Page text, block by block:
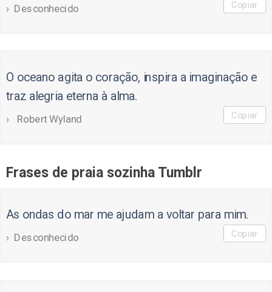
Desconhecido Copiar
O oceano agita o coração, inspira a imaginação e
traz alegria eterna à alma.
Robert Wyland Copiar
Frases de praia sozinha Tumblr
As ondas do mar me ajudam a voltar para mim.
Desconhecido Copiar